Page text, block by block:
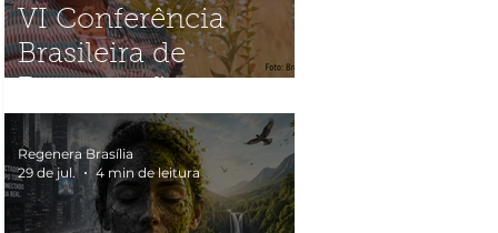
VI Conferência
Brasileira de
Ecológica
(SOBRE2026)
Regenera Brasília
29 de jul.
4 min de leitura